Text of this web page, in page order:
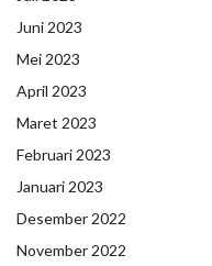
Juni 2023
Mei 2023
April 2023
Maret 2023
Februari 2023
Januari 2023
Desember 2022
November 2022